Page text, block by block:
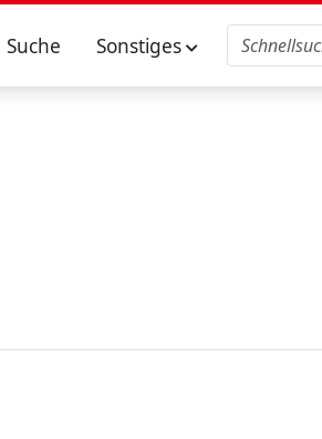
Suche Sonstiges